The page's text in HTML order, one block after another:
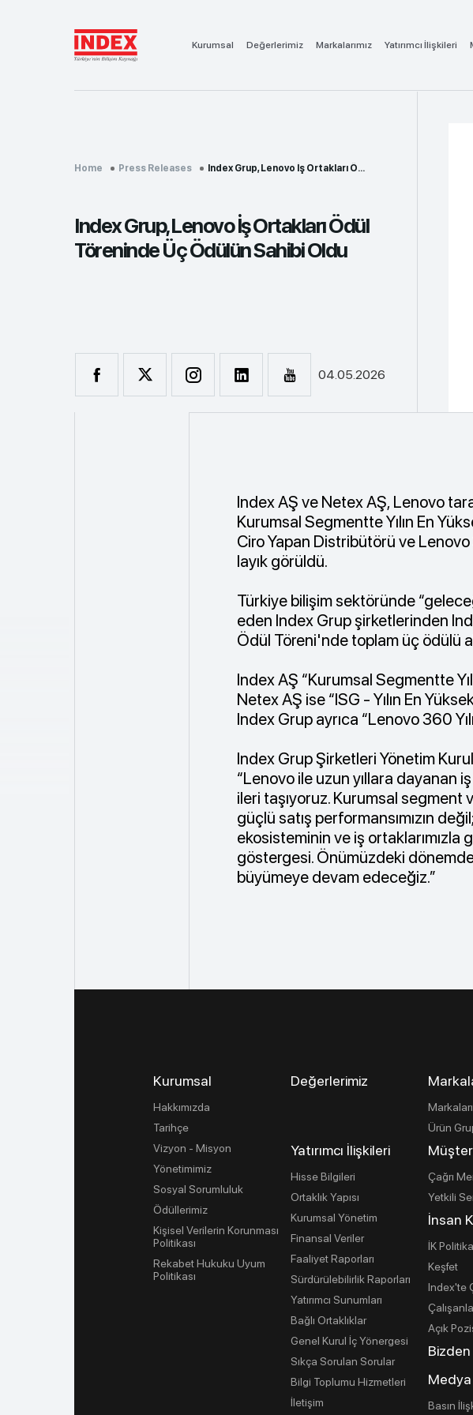
Kurumsal Değerlerimiz Markalarımız Yatırımcı İlişkileri
Home Press Releases Index Grup, Lenovo İş Ortakları Öd...
Index Grup, Lenovo İş Ortakları Ödül
Töreninde Üç Ödülün Sahibi Oldu
04.05.2026
Index AŞ ve Netex AŞ, Lenovo
Kurumsal Segmentte Yılın En
Ciro Yapan Distribütörü ve
layık görüldü.
Türkiye bilişim sektöründe
eden Index Grup şirketlerinden
Ödül Töreni'nde toplam üç ödülü
Index AŞ “Kurumsal Segmentte
Netex AŞ ise “ISG - Yılın En
Index Grup ayrıca “Lenovo 360
Index Grup Şirketleri Yönetim
“Lenovo ile uzun yıllara dayanan
ileri taşıyoruz. Kurumsal segment
güçlü satış performansımızın
ekosisteminin ve iş
göstergesi. Önümüzdeki
büyümeye devam edeceğiz.”
Kurumsal
Hakkımızda
Tarihçe
Vizyon - Misyon
Yönetimimiz
Sosyal Sorumluluk
Ödüllerimiz
Kişisel Verilerin Korunması
Politikası
Rekabet Hukuku Uyum
Politikası
Değerlerimiz
Ürün
Yatırımcı İlişkileri
Hisse Bilgileri
Ortaklık Yapısı
Kurumsal Yönetim
Finansal Veriler
Faaliyet Raporları
Sürdürülebilirlik Raporları
Yatırımcı Sunumları
Bağlı Ortaklıklar
Genel Kurul İç Yönergesi
Sıkça Sorulan Sorular
Bilgi Toplumu Hizmetleri
İletişim
Çağrı
Yetkili
İnsan
İK
Keşfet
Index'te
Açık
Medya
Basın